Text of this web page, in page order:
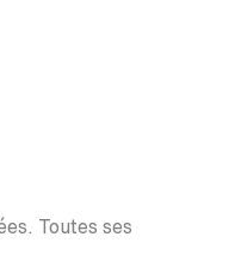
Toutes ses